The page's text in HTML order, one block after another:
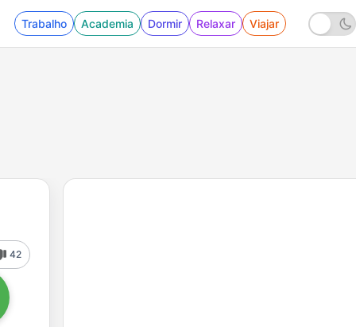
Trabalho Academia Dormir Relaxar Viajar
42